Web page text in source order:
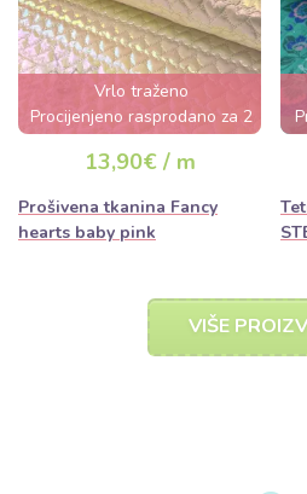
Vrlo traženo
Procijenjeno rasprodano za 2
dana
13,90€ / m
Prošivena tkanina Fancy
hearts baby pink
VIŠE